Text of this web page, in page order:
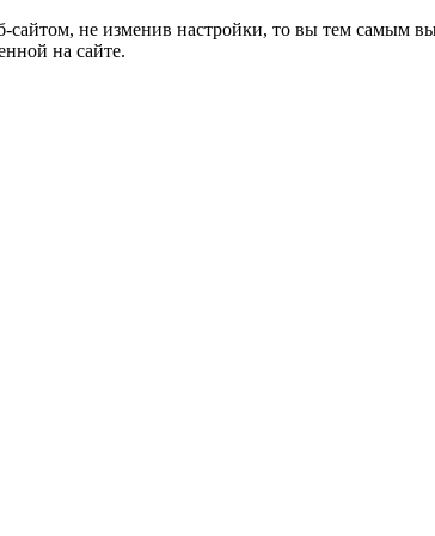
не изменив настройки, то вы тем самым
на сайте.